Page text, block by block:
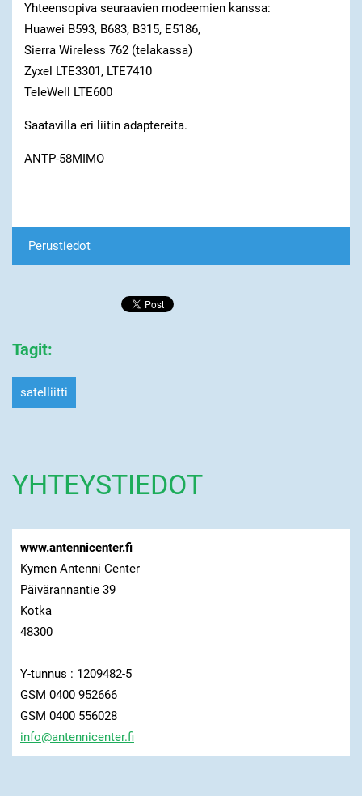
Yhteensopiva seuraavien modeemien kanssa:
Huawei B593, B683, B315, E5186,
Sierra Wireless 762 (telakassa)
Zyxel LTE3301, LTE7410
TeleWell LTE600
Saatavilla eri liitin adaptereita.
ANTP-58MIMO
Perustiedot
Tagit:
satelliitti
YHTEYSTIEDOT
www.antennicenter.fi
Kymen Antenni Center
Päivärannantie 39
Kotka
48300
Y-tunnus : 1209482-5
GSM 0400 952666
GSM 0400 556028
info@antennicenter.fi